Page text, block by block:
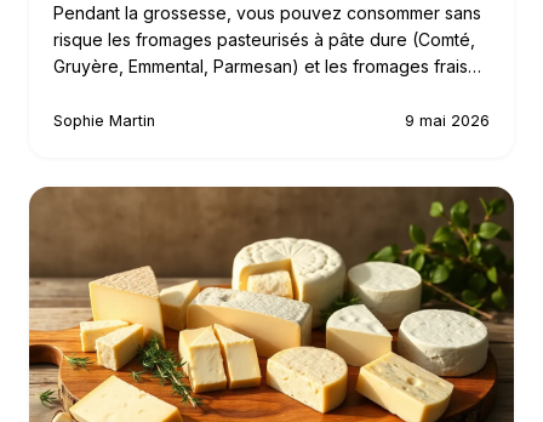
Pendant la grossesse, vous pouvez consommer sans
risque les fromages pasteurisés à pâte dure (Comté,
Gruyère, Emmental, Parmesan) et les fromages frais…
Sophie Martin 9 mai 2026